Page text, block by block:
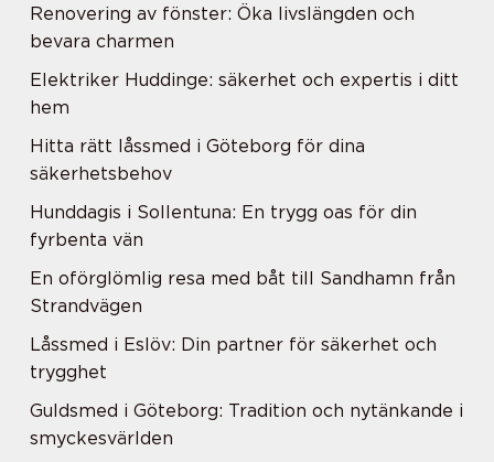
Renovering av fönster: Öka livslängden och
bevara charmen
Elektriker Huddinge: säkerhet och expertis i ditt
hem
Hitta rätt låssmed i Göteborg för dina
säkerhetsbehov
Hunddagis i Sollentuna: En trygg oas för din
fyrbenta vän
En oförglömlig resa med båt till Sandhamn från
Strandvägen
Låssmed i Eslöv: Din partner för säkerhet och
trygghet
Guldsmed i Göteborg: Tradition och nytänkande i
smyckesvärlden